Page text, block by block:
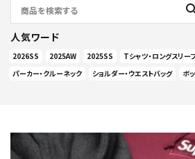
人気ワード
2026SS 2025AW 2025SS Tシャツ・ロングスリー
パーカー・クルーネック
ショルダー・ウエストバッグ ボ